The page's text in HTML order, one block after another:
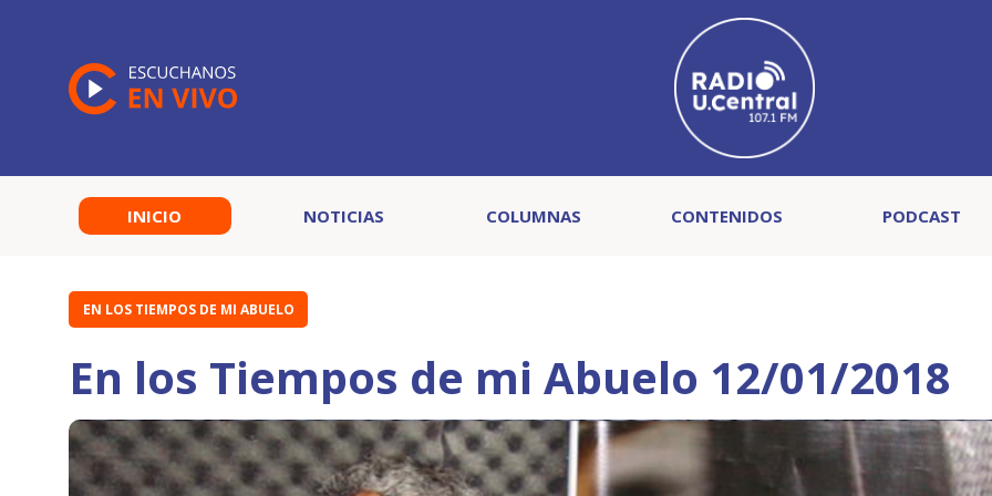
INICIO NOTICIAS COLUMNAS CONTENIDOS PODCAST
EN LOS TIEMPOS DE MI ABUELO
En los Tiempos de mi Abuelo 12/01/2018